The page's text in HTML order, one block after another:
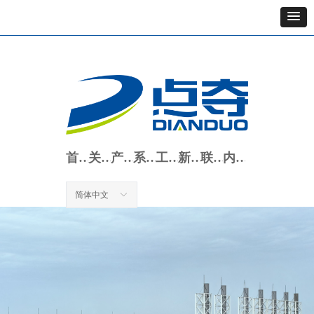
首页 关于我们 产品中心 系统方案 工程案例 新闻动态 联系我们 内部办公
ꀅ
简体中文